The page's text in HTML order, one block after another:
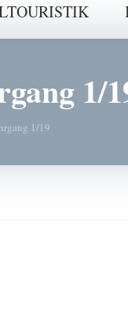
1/
1/19